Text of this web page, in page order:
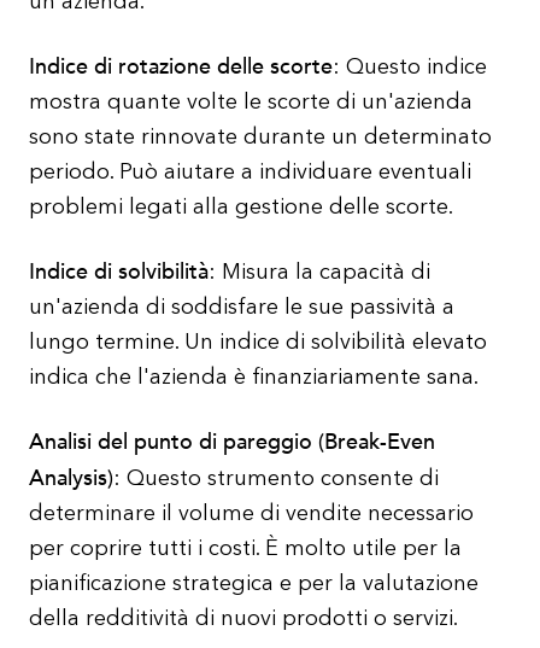
Indice di rotazione delle scorte: Questo indice
mostra quante volte le scorte di un'azienda
sono state rinnovate durante un determinato
periodo. Può aiutare a individuare eventuali
problemi legati alla gestione delle scorte.
Indice di solvibilità: Misura la capacità di
un'azienda di soddisfare le sue passività a
lungo termine. Un indice di solvibilità elevato
indica che l'azienda è finanziariamente sana.
Analisi del punto di pareggio (Break-Even
Analysis): Questo strumento consente di
determinare il volume di vendite necessario
per coprire tutti i costi. È molto utile per la
pianificazione strategica e per la valutazione
della redditività di nuovi prodotti o servizi.